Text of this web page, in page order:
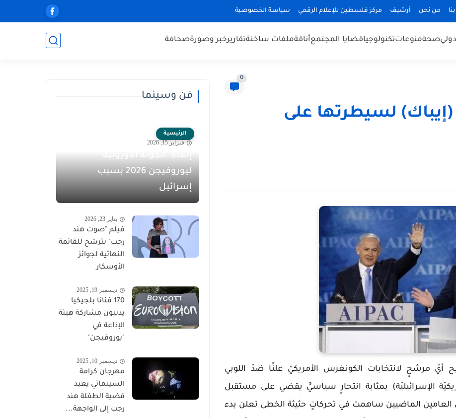
من نحن أرشيف مركز فلسطين للإعلام الرقمي سياسة الخصوصية
دوليصحةمنوعاتتكنولوجياقضايا المجتمعأناقةملفات ساخنةتقاريرخبر وصورةصحافة
0
لسيطرتها على
أيّ مرشحٍ لانتخابات الكونغرس الأمريكيّ علنًا ضدّ اللوبي
الإسرائيليّة) بمثابة انتحارٍ سياسيٍّ يقضي على مستقبل
الماضيين ساهمت في تحركاتٍ حثيثة الخطى تعلن بدء
فن وسينما
الرئيسية
فبراير 15, 2026
إلغاء "الجولة الأوروبية"
ليوروفيجن 2026 بسبب
إسرائيل
يناير 23, 2026
فيلم "صوت هند
رجب" يترشح للقائمة
النهائية لجوائز
الأوسكار
ديسمبر 19, 2025
170 فنانا بلجيكيا
يدينون مشاركة هيئة
الإذاعة في
"يوروفيجن"
ديسمبر 10, 2025
مهرجان كرامة
السينمائي يعيد
قضية الطفلة هند
رجب إلى الواجهة...